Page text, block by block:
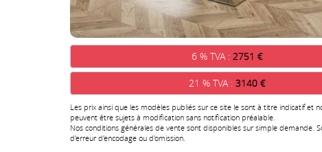
6 % TVA : 2751 €
21 % TVA : 3140 €
Les prix ainsi que les modèles publiés sur ce site le sont à titre indicatif et
peuvent être sujets à modification sans notification préalable.
Nos conditions générales de vente sont disponibles sur simple demande.
d'erreur d'encodage ou d'omission.